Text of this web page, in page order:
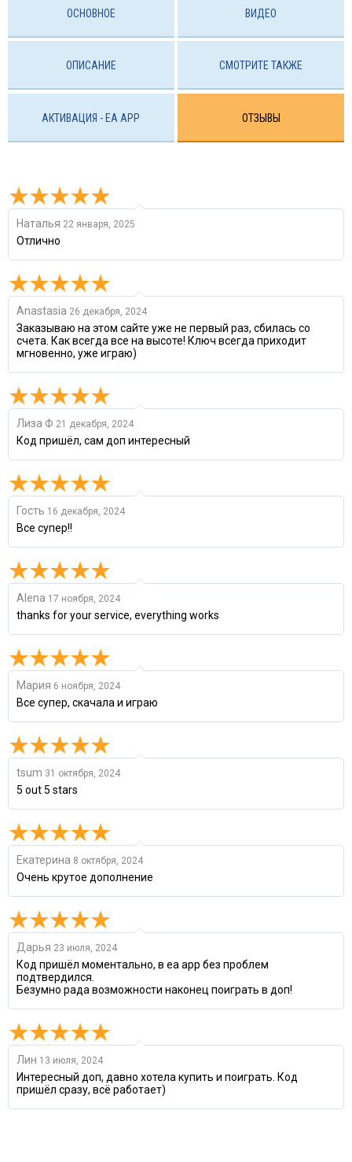
ОСНОВНОЕ ВИДЕО
ОПИСАНИЕ СМОТРИТЕ ТАКЖЕ
АКТИВАЦИЯ - EA APP ОТЗЫВЫ
Наталья 22 января, 2025
Отлично
Anastasia 26 декабря, 2024
Заказываю на этом сайте уже не первый раз, сбилась со
счета. Как всегда все на высоте! Ключ всегда приходит
мгновенно, уже играю)
Лиза Ф 21 декабря, 2024
Код пришёл, сам доп интересный
Гость 16 декабря, 2024
Все супер!!
Alena 17 ноября, 2024
thanks for your service, everything works
Мария 6 ноября, 2024
Все супер, скачала и играю
tsum 31 октября, 2024
5 out 5 stars
Екатерина 8 октября, 2024
Очень крутое дополнение
Дарья 23 июля, 2024
Код пришёл моментально, в ea app без проблем
подтвердился.
Безумно рада возможности наконец поиграть в доп!
Лин 13 июля, 2024
Интересный доп, давно хотела купить и поиграть. Код
пришёл сразу, всё работает)